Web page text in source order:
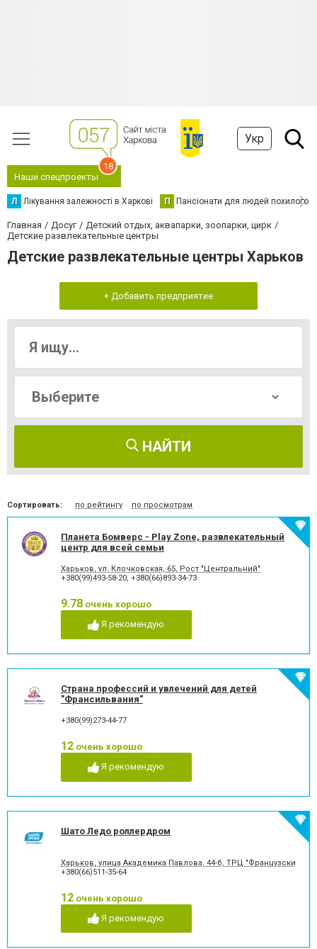
Укр
Наши спецпроекты
18
Л Лікування залежності в Харкові П Пансіонати для людей похилого
Главная Досуг
Детский отдых, аквапарки, зоопарки, цирк
Детские развлекательные центры
Детские развлекательные центры Харьков
+ Добавить предприятие
НАЙТИ
Сортировать: по рейтингу по просмотрам
Планета Бомверс - Play Zone, развлекательный
центр для всей семьи
Харьков, ул. Клочковская, 65, Рост "Центральний"
+380(99)493-58-20, +380(66)893-34-73
9.78 очень хорошо
Я рекомендую
Страна профессий и увлечений для детей
"Франсильвания"
+380(99)273-44-77
12 очень хорошо
Я рекомендую
Шато Ледо роллердром
Харьков, улица Академика Павлова, 44-б, ТРЦ "Французский
+380(66)511-35-64
12 очень хорошо
Я рекомендую